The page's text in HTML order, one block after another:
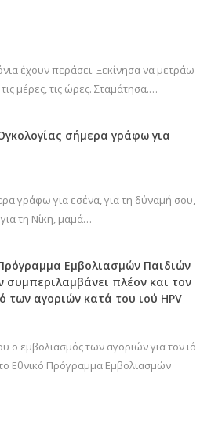
έχουν περάσει. Ξεκίνησα να μετράω
μέρες, τις ώρες. Σταμάτησα.…
σήμερα γράφω για
γράφω για εσένα, για τη δύναμή σου,
τη Νίκη, μαμά…
Εμβολιασμών Παιδιών
συμπεριλαμβάνει πλέον και τον
των αγοριών κατά του ιού HPV
ο εμβολιασμός των αγοριών για τον ιό
Εθνικό Πρόγραμμα Εμβολιασμών